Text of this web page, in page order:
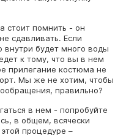
стоит помнить - он
сдавливать. Если
внутри будет много воды
к тому, что вы в нем
прилегание костюма не
Мы же не хотим, чтобы
правильно?
в нем - попробуйте
в общем, всячески
процедуре –